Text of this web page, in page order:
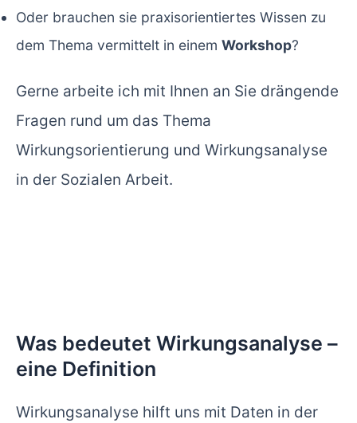
Oder brauchen sie praxisorientiertes Wissen zu
dem Thema vermittelt in einem Workshop?
Gerne arbeite ich mit Ihnen an Sie drängende
Fragen rund um das Thema
Wirkungsorientierung und Wirkungsanalyse
in der Sozialen Arbeit.
Was bedeutet Wirkungsanalyse –
eine Definition
Wirkungsanalyse hilft uns mit Daten in der